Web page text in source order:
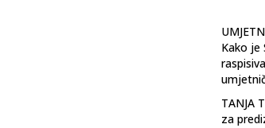
Kako je
TANJA
za